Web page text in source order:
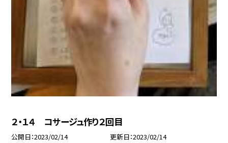
２・１４ コサージュ作り２回目
公開日 2023/02/14 更新日 2023/02/14